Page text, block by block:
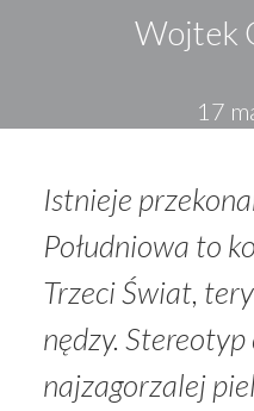
Wojtek
17
Istnieje
Południowa to
Trzeci Świat,
nędzy. Stereotyp
najzagorzalej